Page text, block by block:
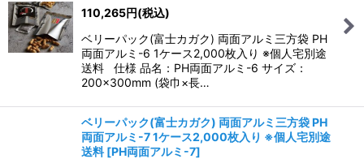
110,265円(税込)
ベリーパック(富士カガク) 両面アルミ三方袋 PH
両面アルミ-6 1ケース2,000枚入り ※個人宅別途
送料 仕様 品名：PH両面アルミ-6 サイズ：
200×300mm (袋巾×長…
ベリーパック(富士カガク) 両面アルミ三方袋 PH
両面アルミ-7 1ケース2,000枚入り ※個人宅別途
送料 [PH両面アルミ-7]